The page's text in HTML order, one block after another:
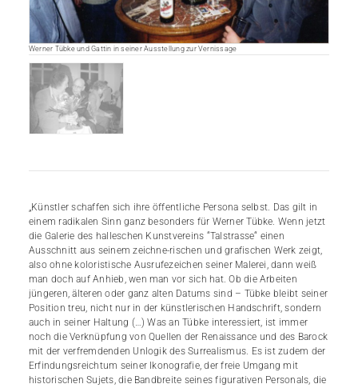
Werner Tübke und Gattin in seiner Ausstellung zur Vernissage
„Künstler schaffen sich ihre öffentliche Persona selbst. Das gilt in
einem radikalen Sinn ganz besonders für Werner Tübke. Wenn jetzt
die Galerie des halleschen Kunstvereins “Talstrasse“ einen
Ausschnitt aus seinem zeichne-rischen und grafischen Werk zeigt,
also ohne koloristische Ausrufezeichen seiner Malerei, dann weiß
man doch auf Anhieb, wen man vor sich hat. Ob die Arbeiten
jüngeren, älteren oder ganz alten Datums sind – Tübke bleibt seiner
Position treu, nicht nur in der künstlerischen Handschrift, sondern
auch in seiner Haltung (…) Was an Tübke interessiert, ist immer
noch die Verknüpfung von Quellen der Renaissance und des Barock
mit der verfremdenden Unlogik des Surrealismus. Es ist zudem der
Erfindungsreichtum seiner Ikonografie, der freie Umgang mit
historischen Sujets, die Bandbreite seines figurativen Personals, die